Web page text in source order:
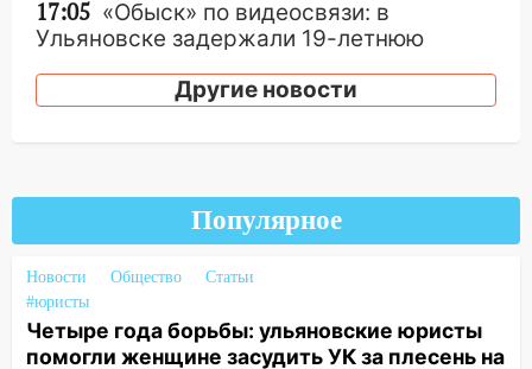
17:05 «Обыск» по видеосвязи: в
Ульяновске задержали 19-летнюю
16:12 Едва не перерезал горло: в
18-летняя девушка без прав
больницу
15:59 Ульяновец отдал более 14
миллионов рублей за криминальное
Другие новости
Популярное
Новости Общество
Статьи
#юристы
Четыре года борьбы: ульяновские юристы
помогли женщине засудить УК за плесень на